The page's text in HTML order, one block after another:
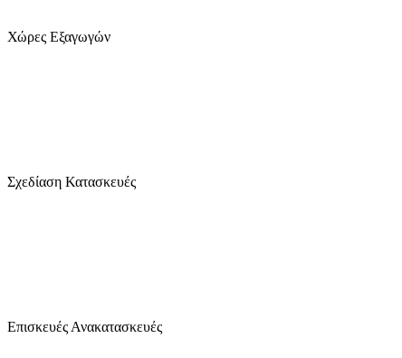
Χώρες Εξαγωγών
Σχεδίαση Κατασκευές
Επισκευές Ανακατασκευές